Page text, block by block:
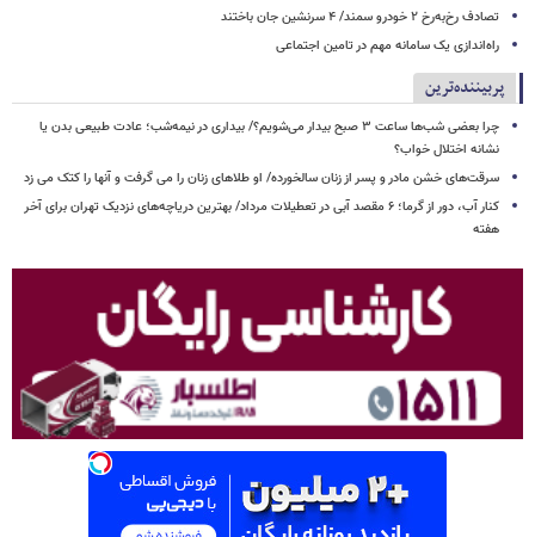
تصادف رخ‌به‌رخ ۲ خودرو سمند/ ۴ سرنشین جان باختند
راه‌اندازی یک سامانه مهم در تامین اجتماعی
پربیننده‌ترین
چرا بعضی شب‌ها ساعت ۳ صبح بیدار می‌شویم؟/ بیداری در نیمه‌شب؛ عادت طبیعی بدن یا
نشانه اختلال خواب؟
سرقت‌های خشن مادر و پسر از زنان سالخورده/ او طلاهای زنان را می گرفت و آنها را کتک می زد
کنار آب، دور از گرما؛ ۶ مقصد آبی در تعطیلات مرداد/ بهترین دریاچه‌های نزدیک تهران برای آخر
هفته